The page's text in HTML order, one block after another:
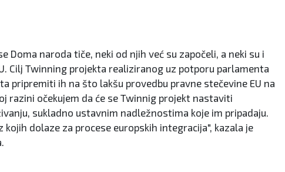
naroda tiče, neki od njih već su započeli, a neki su i
Cilj Twinning projekta realiziranog uz potporu parlamenta
pripremiti ih na što lakšu provedbu pravne stečevine EU na
razini očekujem da će se Twinnig projekt nastaviti
sukladno ustavnim nadležnostima koje im pripadaju.
dolaze za procese europskih integracija", kazala je